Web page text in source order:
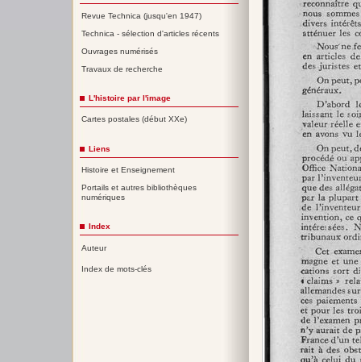
Revue Technica (jusqu'en 1947)
Technica - sélection d'articles récents
Ouvrages numérisés
Travaux de recherche
L'histoire par l'image
Cartes postales (début XXe)
Liens
Histoire et Enseignement
Portails et autres bibliothèques
numériques
Index
Auteur
Index de mots-clés